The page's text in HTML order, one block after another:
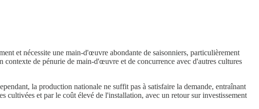
et nécessite une main-d'œuvre abondante de saisonniers, particulièrement
de pénurie de main-d'œuvre et de concurrence avec d'autres cultures
la production nationale ne suffit pas à satisfaire la demande, entraînant
cultivées et par le coût élevé de l'installation, avec un retour sur investissement